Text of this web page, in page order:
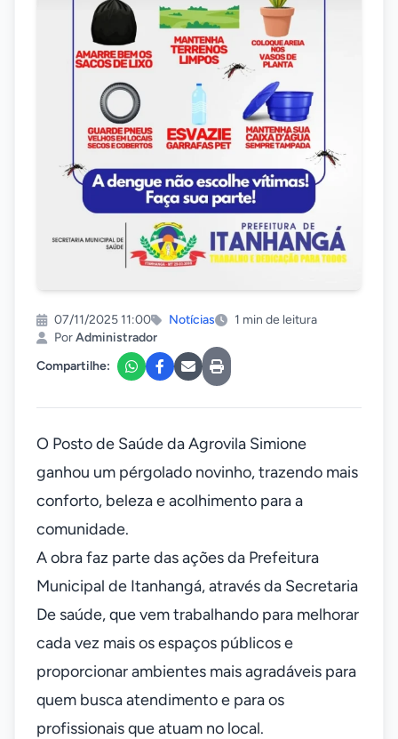
07/11/2025 11:00 Notícias
1 min de leitura
PorAdministrador
Compartilhe:
O Posto de Saúde da Agrovila Simione
ganhou um pérgolado novinho, trazendo mais
conforto, beleza e acolhimento para a
comunidade.
A obra faz parte das ações da Prefeitura
Municipal de Itanhangá, através da Secretaria
De saúde, que vem trabalhando para melhorar
cada vez mais os espaços públicos e
proporcionar ambientes mais agradáveis para
quem busca atendimento e para os
profissionais que atuam no local.